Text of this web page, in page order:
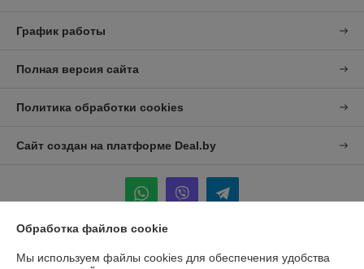
График работы
Полная версия сайта
Политика обработки cookies
Сайт создан на платформе Deal.by
Информация для покупателя
Обработка файлов cookie
Мы используем файлы cookies для обеспечения удобства